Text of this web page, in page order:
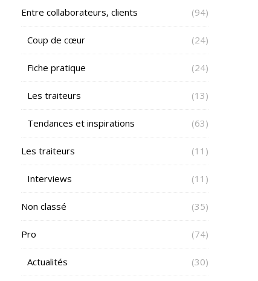
Entre collaborateurs, clients (94)
Coup de cœur (24)
Fiche pratique (24)
Les traiteurs (13)
Tendances et inspirations (63)
Les traiteurs (11)
Interviews (11)
Non classé (35)
Pro (74)
Actualités (30)